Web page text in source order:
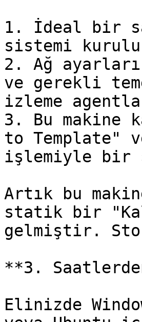
1. İdeal bir
sistemi
2. Ağ
ve gerekli
izleme
3. Bu makine
to Template"
işlemiyle bir
Artık bu
statik bir
gelmiştir.
**3.
Elinizde